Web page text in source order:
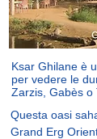
Ksar Ghilane è
per vedere le
Zarzis, Gabès o
Questa oasi
Grand Erg